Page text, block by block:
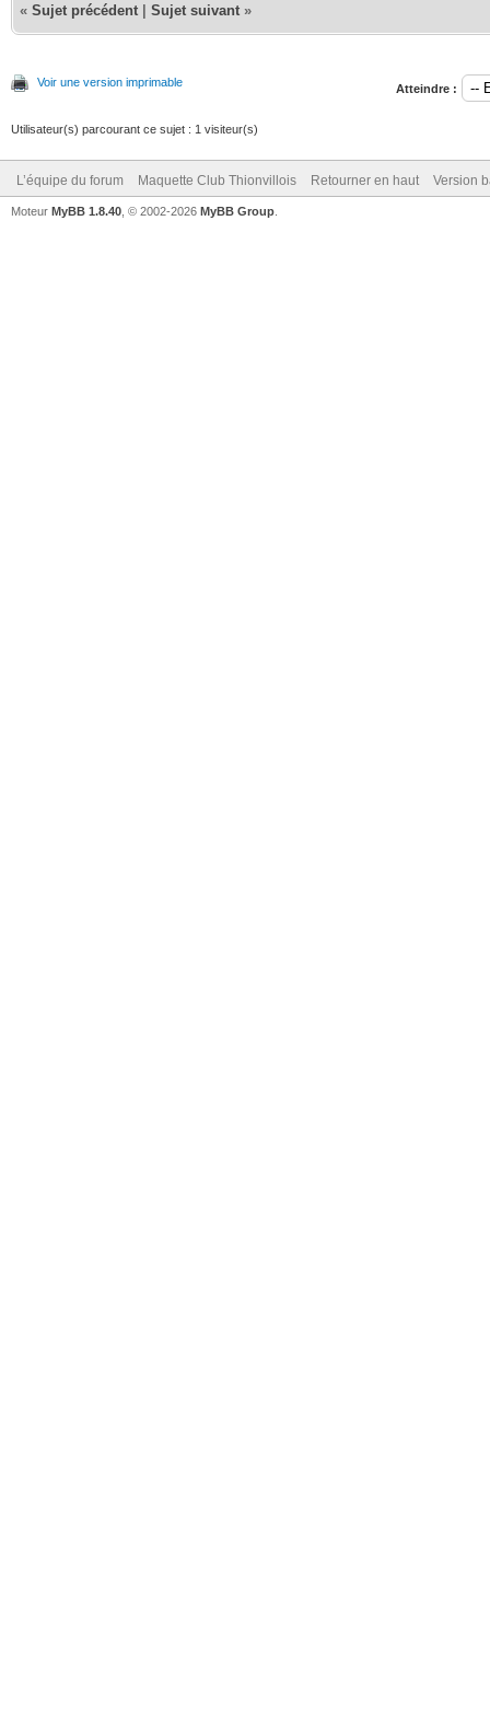
« Sujet précédent Sujet suivant »
Voir une version imprimable Atteindre :
Utilisateur(s) parcourant ce sujet : 1 visiteur(s)
L’équipe du forum Maquette Club Thionvillois Retourner en haut Version
Moteur MyBB 1.8.40 , © 2002-2026 MyBB Group